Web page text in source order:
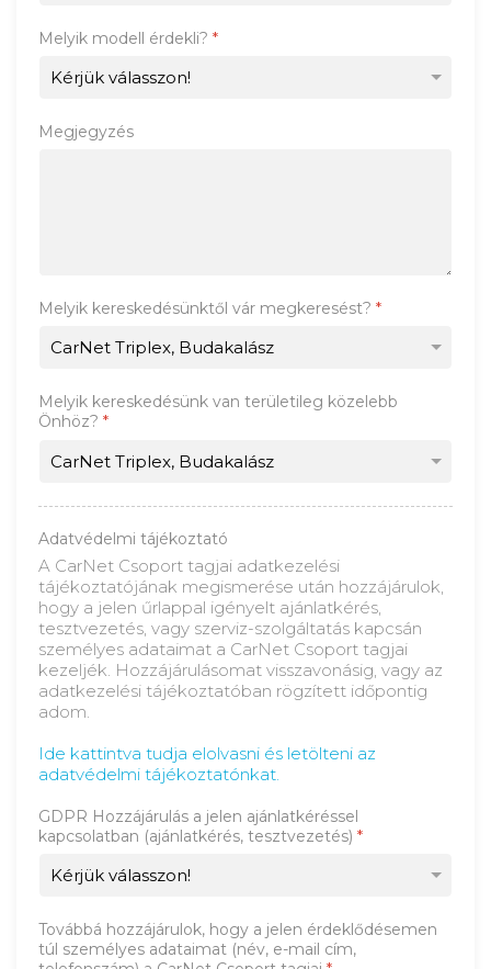
Melyik modell érdekli? *
Megjegyzés
Melyik kereskedésünktől vár megkeresést? *
Melyik kereskedésünk van területileg közelebb
Önhöz? *
Adatvédelmi tájékoztató
A CarNet Csoport tagjai adatkezelési
tájékoztatójának megismerése után hozzájárulok,
hogy a jelen űrlappal igényelt ajánlatkérés,
tesztvezetés, vagy szerviz-szolgáltatás kapcsán
személyes adataimat a CarNet Csoport tagjai
kezeljék. Hozzájárulásomat visszavonásig, vagy az
adatkezelési tájékoztatóban rögzített időpontig
adom.
Ide kattintva tudja elolvasni és letölteni az
adatvédelmi tájékoztatónkat.
GDPR Hozzájárulás a jelen ajánlatkéréssel
kapcsolatban (ajánlatkérés, tesztvezetés) *
Továbbá hozzájárulok, hogy a jelen érdeklődésemen
túl személyes adataimat (név, e-mail cím,